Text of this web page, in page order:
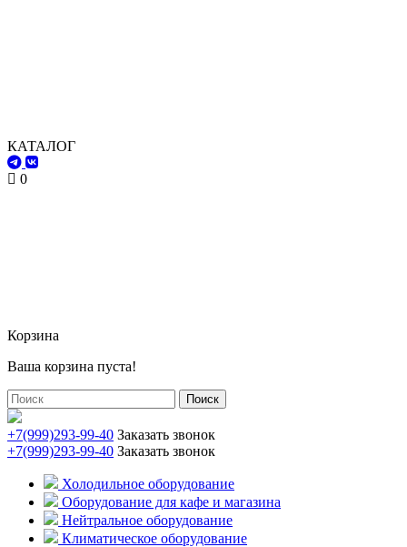
КАТАЛОГ
0
Корзина
Ваша корзина пуста!
Поиск
+7(999)293-99-40 Заказать звонок
+7(999)293-99-40 Заказать звонок
Холодильное оборудование
Оборудование для кафе и магазина
Нейтральное оборудование
Климатическое оборудование